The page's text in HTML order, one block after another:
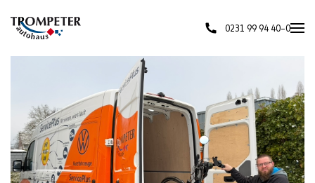
Skip to main content 0231 99 94 40–0